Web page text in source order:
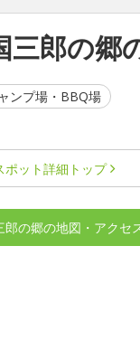
三郎の郷
ンプ場・BBQ場
ポット詳細 トップ
郎の郷の地図・アクセ